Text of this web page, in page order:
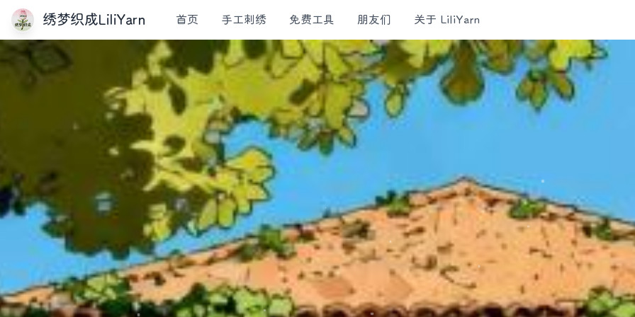
绣梦织成LiliYarn 首页 手工刺绣 免费工具 朋友们 关于 LiliYarn